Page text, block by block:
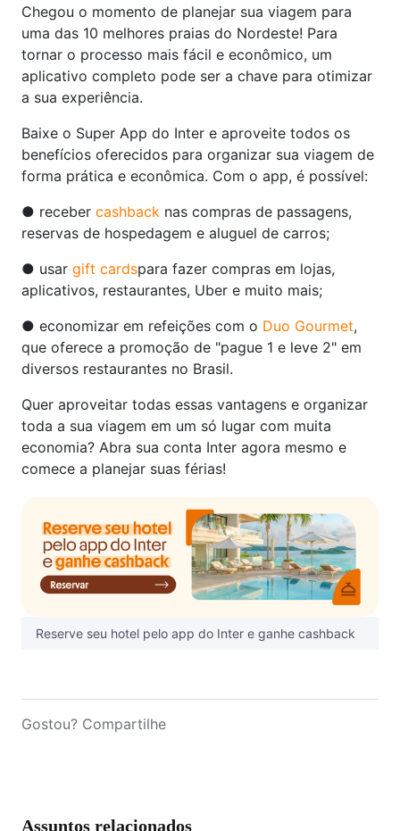
Chegou o momento de planejar sua viagem para
uma das 10 melhores praias do Nordeste! Para
tornar o processo mais fácil e econômico, um
aplicativo completo pode ser a chave para otimizar
a sua experiência.
Baixe o Super App do Inter e aproveite todos os
benefícios oferecidos para organizar sua viagem de
forma prática e econômica. Com o app, é possível:
● receber cashback nas compras de passagens,
reservas de hospedagem e aluguel de carros;
● usar gift cardspara fazer compras em lojas,
aplicativos, restaurantes, Uber e muito mais;
● economizar em refeições com o Duo Gourmet,
que oferece a promoção de "pague 1 e leve 2" em
diversos restaurantes no Brasil.
Quer aproveitar todas essas vantagens e organizar
toda a sua viagem em um só lugar com muita
economia? Abra sua conta Inter agora mesmo e
comece a planejar suas férias!
Reserve seu hotel pelo app do Inter e ganhe cashback
Gostou? Compartilhe
Assuntos relacionados